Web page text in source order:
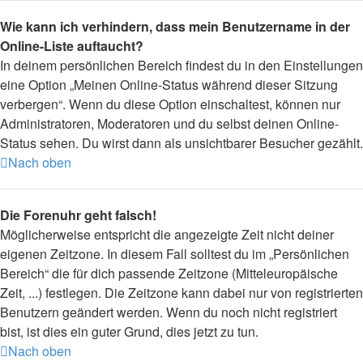
Wie kann ich verhindern, dass mein Benutzername in der
Online-Liste auftaucht?
In deinem persönlichen Bereich findest du in den Einstellungen
eine Option „Meinen Online-Status während dieser Sitzung
verbergen“. Wenn du diese Option einschaltest, können nur
Administratoren, Moderatoren und du selbst deinen Online-
Status sehen. Du wirst dann als unsichtbarer Besucher gezählt.
Nach oben
Die Forenuhr geht falsch!
Möglicherweise entspricht die angezeigte Zeit nicht deiner
eigenen Zeitzone. In diesem Fall solltest du im „Persönlichen
Bereich“ die für dich passende Zeitzone (Mitteleuropäische
Zeit, ...) festlegen. Die Zeitzone kann dabei nur von registrierten
Benutzern geändert werden. Wenn du noch nicht registriert
bist, ist dies ein guter Grund, dies jetzt zu tun.
Nach oben